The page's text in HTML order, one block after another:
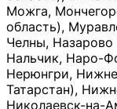
Можга,
область),
Челны, Назарово
Нальчик, Наро-
Нерюнгри,
Татарстан),
Николаевск-на-